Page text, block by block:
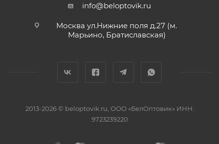
info@beloptovik.ru
Москва ул.Нижние поля д.27 (м.
Марьино, Братиславская)
2013-2026 © beloptovik.ru, ООО «БелОптовик» ИНН:
9723239220